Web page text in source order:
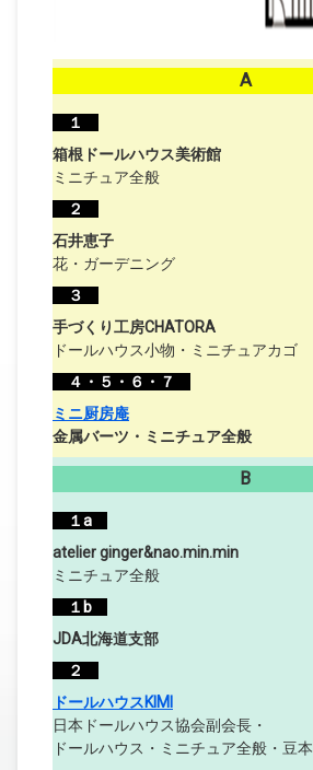
A
１
箱根ドールハウス美術館
ミニチュア全般
２
石井恵子
花・ガーデニング
３
手づくり工房CHATORA
ドールハウス小物・ミニチュアカゴ
４・５・６・７
ミニ厨房庵
金属バーツ・ミニチュア全般
B
１a
atelier ginger&nao.min.min
ミニチュア全般
１b
JDA北海道支部
２
ドールハウスKIMI
日本ドールハウス協会副会長・
ドールハウス・ミニチュア全般・豆本